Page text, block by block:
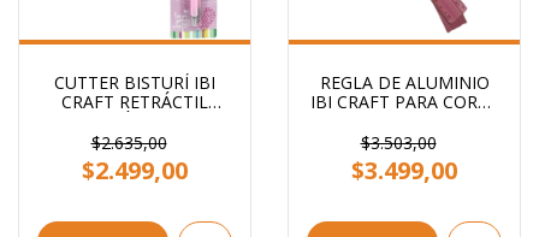
CUTTER BISTURÍ IBI
CRAFT RETRÁCTIL
BISTURI DE REPUESTO
$2.635,00
$2.499,00
REGLA DE ALUMINIO
IBI CRAFT PARA CORTE
$3.503,00
$3.499,00